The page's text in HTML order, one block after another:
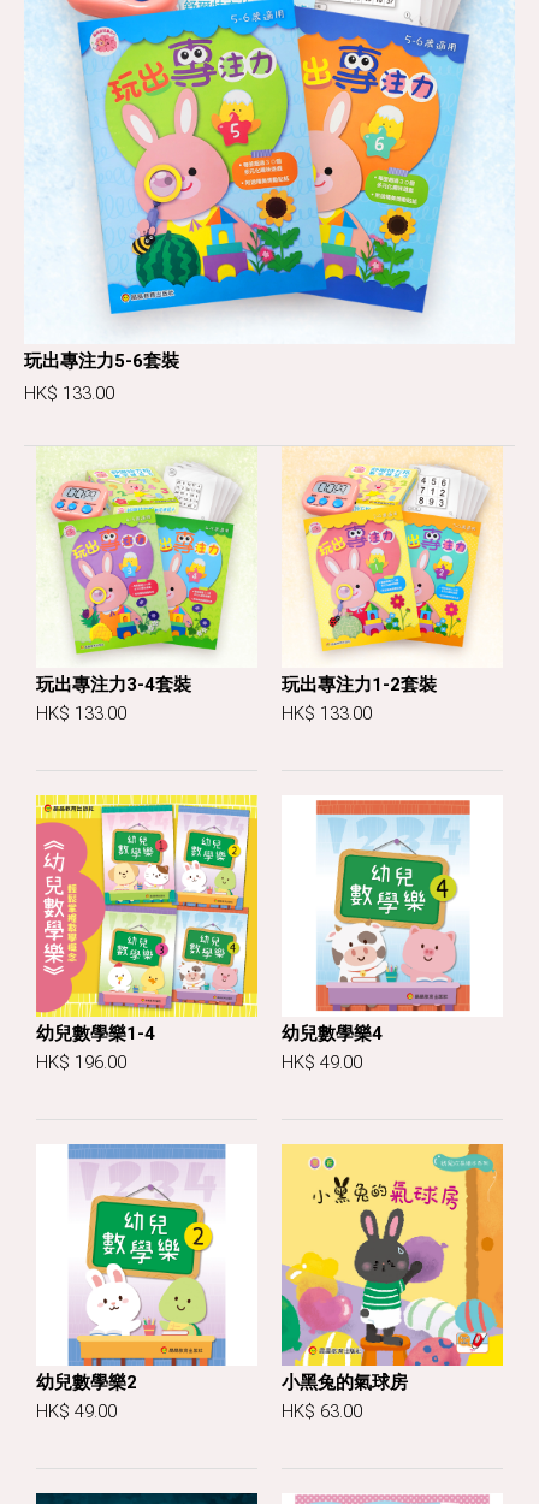
玩出專注力5-6套裝
HK$ 133.00
玩出專注力3-4套裝
HK$ 133.00
玩出專注力1-2套裝
HK$ 133.00
幼兒數學樂1-4
HK$ 196.00
幼兒數學樂4
HK$ 49.00
幼兒數學樂2
HK$ 49.00
小黑兔的氣球房
HK$ 63.00